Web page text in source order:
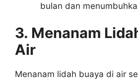
bulan dan
3. Menanam
Air
Menanam lidah buaya di air